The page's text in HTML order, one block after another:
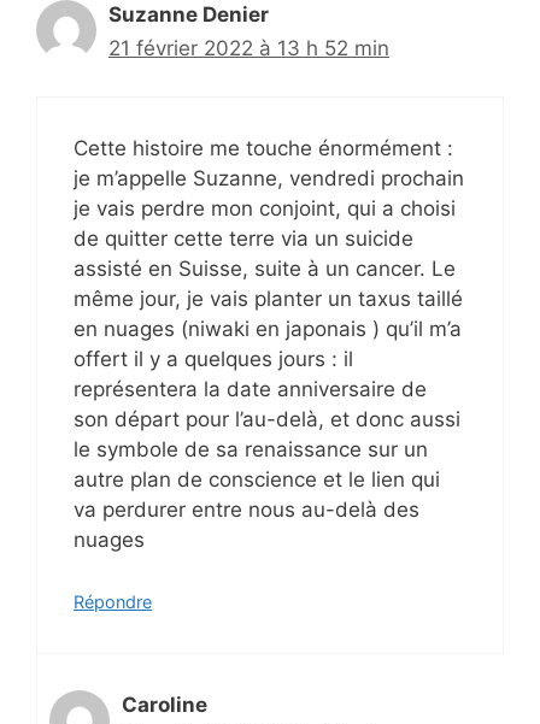
Suzanne Denier
21 février 2022 à 13 h 52 min
Cette histoire me touche énormément :
je m’appelle Suzanne, vendredi prochain
je vais perdre mon conjoint, qui a choisi
de quitter cette terre via un suicide
assisté en Suisse, suite à un cancer. Le
même jour, je vais planter un taxus taillé
en nuages (niwaki en japonais ) qu’il m’a
offert il y a quelques jours : il
représentera la date anniversaire de
son départ pour l’au-delà, et donc aussi
le symbole de sa renaissance sur un
autre plan de conscience et le lien qui
va perdurer entre nous au-delà des
nuages
Répondre
Caroline